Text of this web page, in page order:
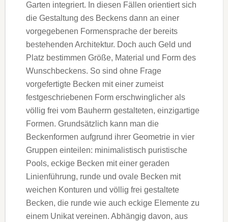
Garten integriert. In diesen Fällen orientiert sich
die Gestaltung des Beckens dann an einer
vorgegebenen Formensprache der bereits
bestehenden Architektur. Doch auch Geld und
Platz bestimmen Größe, Material und Form des
Wunschbeckens. So sind ohne Frage
vorgefertigte Becken mit einer zumeist
festgeschriebenen Form erschwinglicher als
völlig frei vom Bauherrn gestalteten, einzigartige
Formen. Grundsätzlich kann man die
Beckenformen aufgrund ihrer Geometrie in vier
Gruppen einteilen: minimalistisch puristische
Pools, eckige Becken mit einer geraden
Linienführung, runde und ovale Becken mit
weichen Konturen und völlig frei gestaltete
Becken, die runde wie auch eckige Elemente zu
einem Unikat vereinen. Abhängig davon, aus